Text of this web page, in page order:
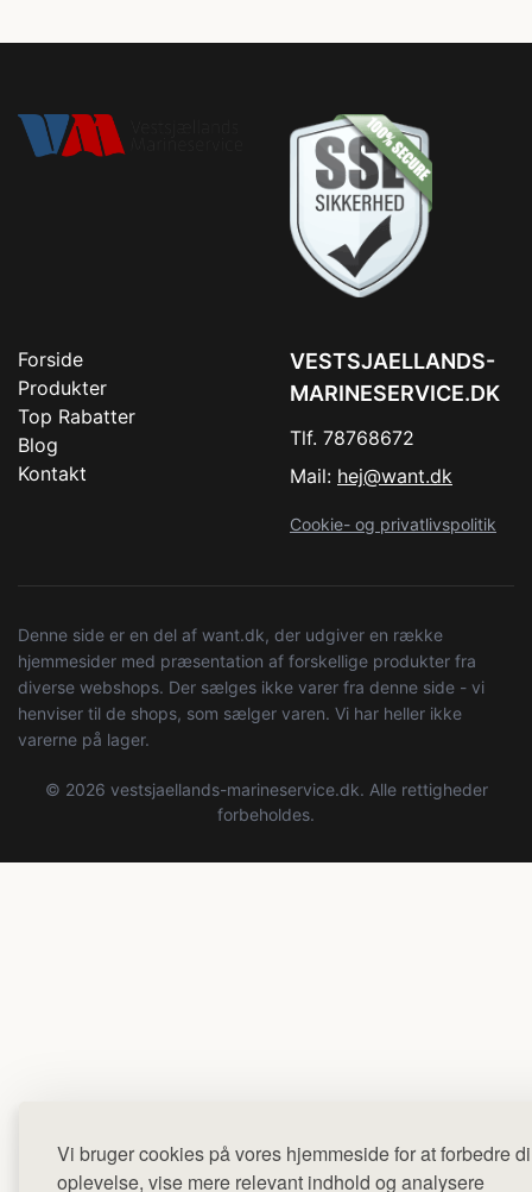
Vi bruger cookies på vores hjemmeside for at forbedre
oplevelse, vise mere relevant indhold og analysere
Forside
Produkter
Top Rabatter
Blog
Kontakt
VESTSJAELLANDS-
MARINESERVICE.DK
Tlf. 78768672
Mail: hej@want.dk
Cookie- og privatlivspolitik
Denne side er en del af want.dk, der udgiver en række
hjemmesider med præsentation af forskellige produkter fra
diverse webshops. Der sælges ikke varer fra denne side - vi
henviser til de shops, som sælger varen. Vi har heller ikke
varerne på lager.
© 2026 vestsjaellands-marineservice.dk. Alle rettigheder
forbeholdes.